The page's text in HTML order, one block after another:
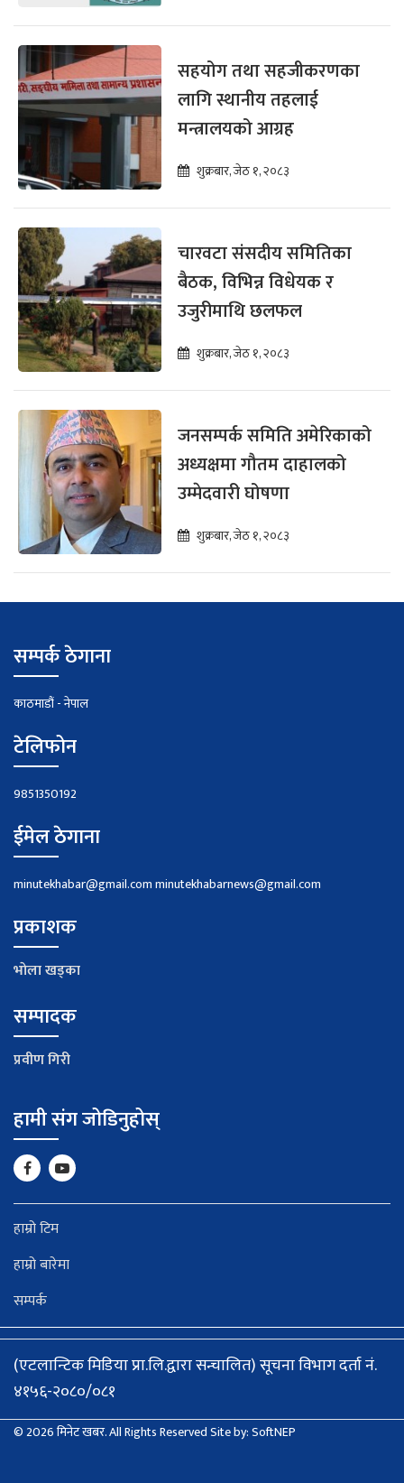
सहयोग तथा सहजीकरणका
लागि स्थानीय तहलाई
मन्त्रालयको आग्रह
शुक्रबार, जेठ १, २०८३
चारवटा संसदीय समितिका
बैठक, विभिन्न विधेयक र
उजुरीमाथि छलफल
शुक्रबार, जेठ १, २०८३
जनसम्पर्क समिति अमेरिकाको
अध्यक्षमा गौतम दाहालको
उम्मेदवारी घोषणा
शुक्रबार, जेठ १, २०८३
सम्पर्क ठेगाना
काठमाडौं - नेपाल
टेलिफोन
9851350192
ईमेल ठेगाना
minutekhabar@gmail.comminutekhabarnews@gmail.com
प्रकाशक
भाेला खड्का
सम्पादक
प्रवीण गिरी
हामी संग जोडिनुहोस्
हाम्रो टिम
हाम्रो बारेमा
सम्पर्क
© 2026 मिनेट खबर. All Rights ReservedSite by:SoftNEP
(एटलान्टिक मिडिया प्रा.लि.द्वारा सन्चालित) सूचना विभाग दर्ता नं.
४१५६-२०८०/०८१